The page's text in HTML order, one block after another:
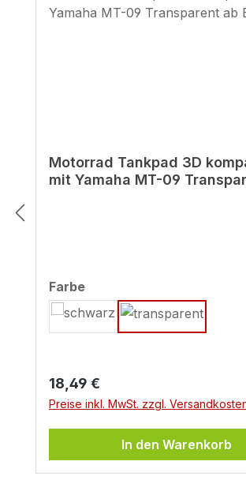
Motorrad Tankpad 3D
mit Yamaha MT-09
Farbeauswählen
Regulärer Preis:
18,49 €
Preise inkl. MwSt. zzgl.
In den Warenkorb